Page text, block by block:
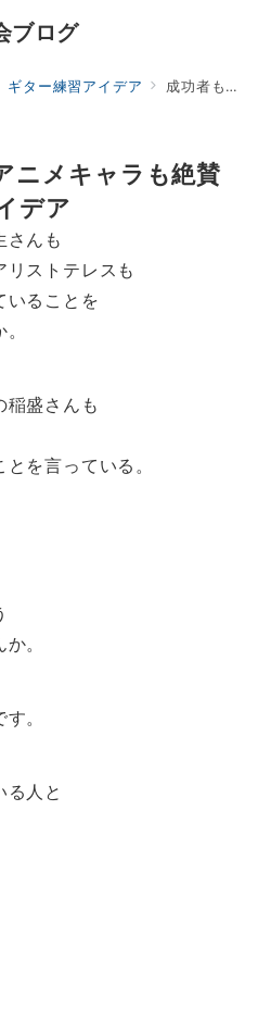
ブログ
ギター練習アイデア 成功者も有名人もアニメキャラも絶賛するギター上達アイデア
ニメキャラも絶賛
デア
さんも
ストテレスも
いることを
稲盛さんも
を言っている。
。
。
る人と